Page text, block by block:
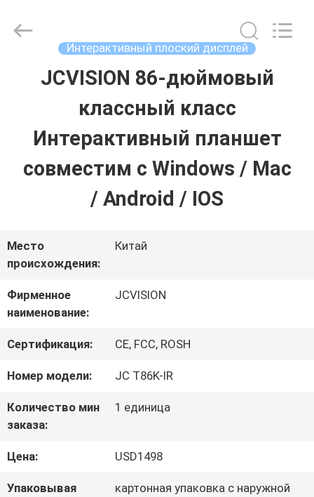
ДОМОЙ
ПРОДУКТЫ
ЭКСКУРСИЯ
ПО
ЗАВОДУ
КОНТРОЛЬ
КАЧЕСТВА
СВЯЖИТЕСЬ
С
Junction
Интерактивный плоский дисплей
JCVISION 86-дюймовый
классный класс
Интерактивный планшет
совместим с Windows / Mac
/ Android / IOS
Место
происхождения:
Китай
Фирменное
наименование:
JCVISION
Сертификация: CE, FCC, ROSH
Номер модели: JC T86K-IR
Количество мин
заказа:
1 единица
Цена: USD1498
Упаковывая
картонная упаковка с наружной